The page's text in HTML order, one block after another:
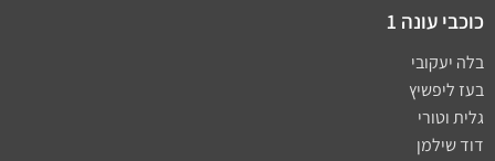
כוכבי עונה 1
בלה יעקובי
בעז ליפשיץ
גלית וטורי
דוד שילמן